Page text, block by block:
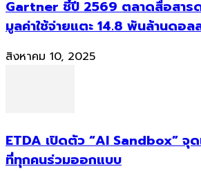
Gartner ชี้ปี 2569 ตลาดสื่อสารด
มูลค่าใช้จ่ายแตะ 14.8 พันล้านดอล
สิงหาคม 10, 2025
ETDA เปิดตัว “AI Sandbox” จุ
ที่ทุกคนร่วมออกแบบ